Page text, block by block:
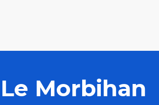
Le Morbihan